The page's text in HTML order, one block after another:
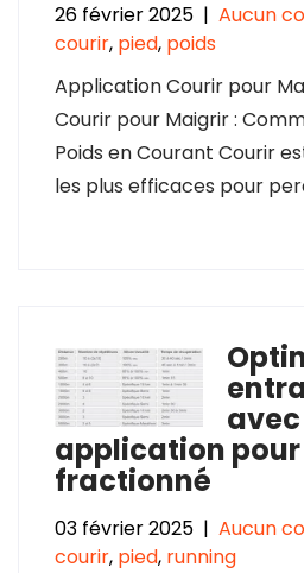
26 février 2025 | Aucun
courir, pied, poids
Application Courir pour
Courir pour Maigrir :
Poids en Courant Courir
les plus efficaces pour
application
fractionné
03 février 2025 | Aucun
courir, pied, running